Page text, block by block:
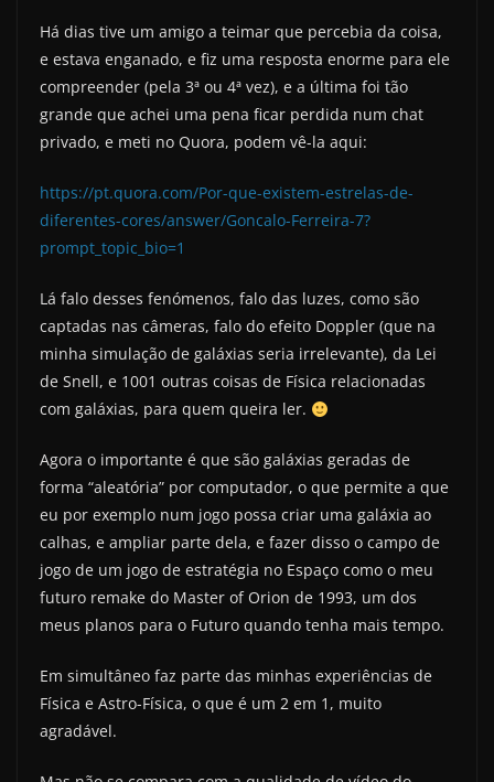
Há dias tive um amigo a teimar que percebia da coisa,
e estava enganado, e fiz uma resposta enorme para ele
compreender (pela 3ª ou 4ª vez), e a última foi tão
grande que achei uma pena ficar perdida num chat
privado, e meti no Quora, podem vê-la aqui:
https://pt.quora.com/Por-que-existem-estrelas-de-
diferentes-cores/answer/Goncalo-Ferreira-7?
prompt_topic_bio=1
Lá falo desses fenómenos, falo das luzes, como são
captadas nas câmeras, falo do efeito Doppler (que na
minha simulação de galáxias seria irrelevante), da Lei
de Snell, e 1001 outras coisas de Física relacionadas
com galáxias, para quem queira ler.
Agora o importante é que são galáxias geradas de
forma “aleatória” por computador, o que permite a que
eu por exemplo num jogo possa criar uma galáxia ao
calhas, e ampliar parte dela, e fazer disso o campo de
jogo de um jogo de estratégia no Espaço como o meu
futuro remake do Master of Orion de 1993, um dos
meus planos para o Futuro quando tenha mais tempo.
Em simultâneo faz parte das minhas experiências de
Física e Astro-Física, o que é um 2 em 1, muito
agradável.